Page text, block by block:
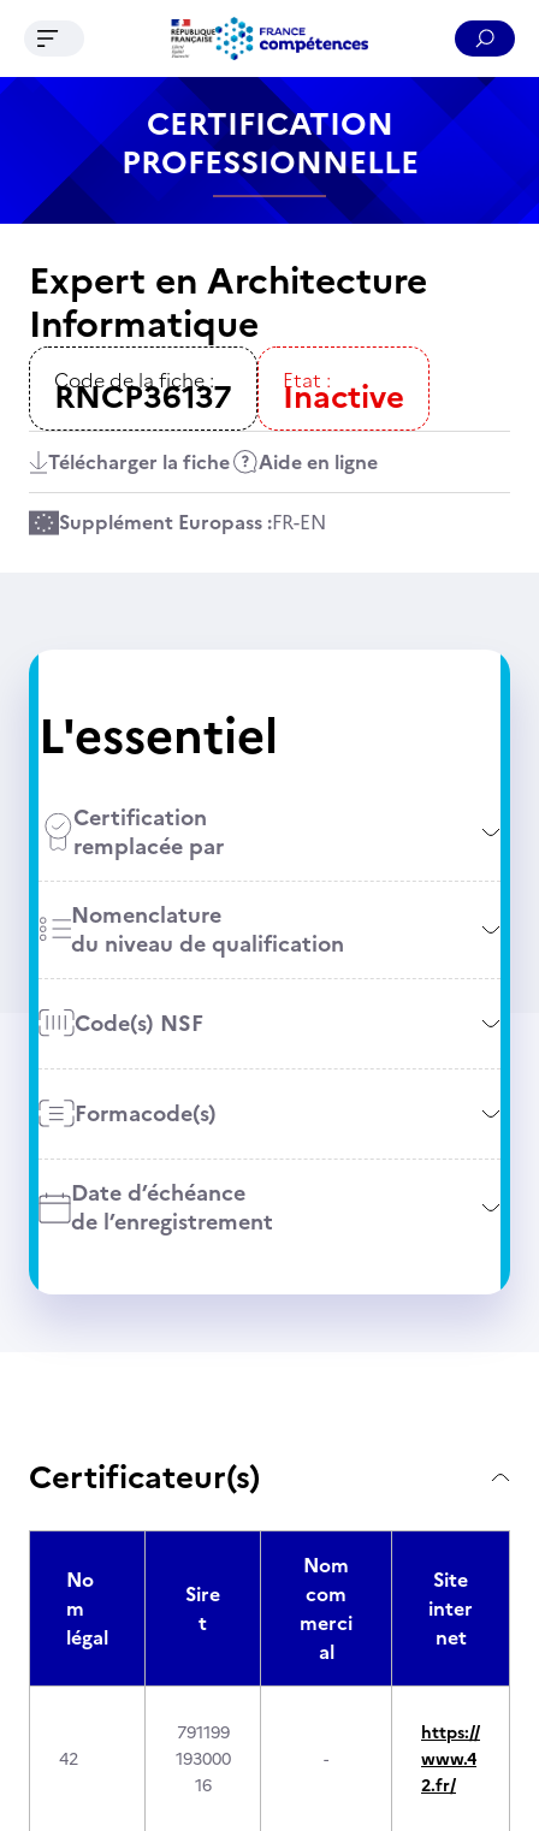
Contenu Recherche Menu Pied de page
Ouvrir le menu de navigation
CERTIFICATION
PROFESSIONNELLE
Expert en Architecture
Informatique
Code de la fiche :
RNCP36137 Etat :
Inactive
Télécharger la fiche Aide en ligne
Supplément Europass :FR-EN
L'essentiel
Certification
remplacée par
Nomenclature
du niveau de qualification
Code(s) NSF
Formacode(s)
Date d’échéance
de l’enregistrement
Certificateur(s)
No
m
légal
Sire
t
Nom
com
merci
al
Site
inter
net
42
791199
193000
16
-
https://
www.4
2.fr/